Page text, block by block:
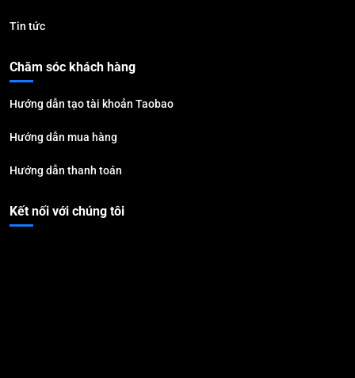
Tin tức
Chăm sóc khách hàng
Hướng dẫn tạo tài khoản Taobao
Hướng dẫn mua hàng
Hướng dẫn thanh toán
Kết nối với chúng tôi